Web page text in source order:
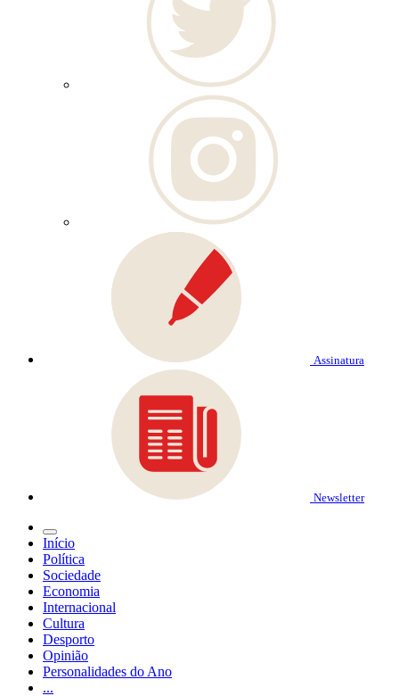
Assinatura
Newsletter
Início
Política
Sociedade
Economia
Internacional
Cultura
Desporto
Opinião
Personalidades do Ano
...